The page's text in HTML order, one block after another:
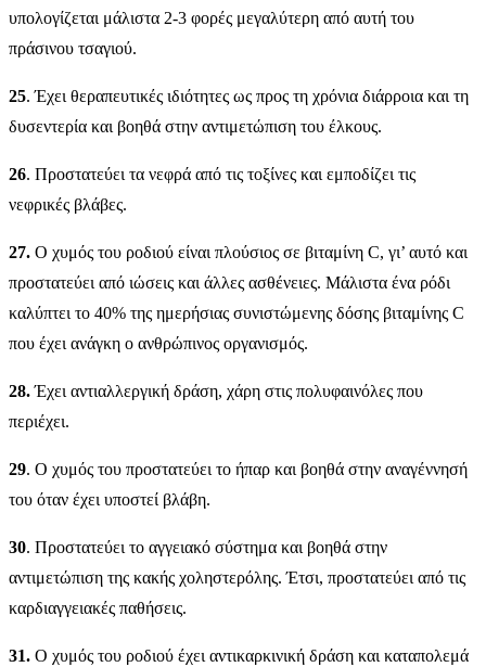
υπολογίζεται μάλιστα 2-3 φορές μεγαλύτερη από αυτή του
πράσινου τσαγιού.
25. Έχει θεραπευτικές ιδιότητες ως προς τη χρόνια διάρροια και τη
δυσεντερία και βοηθά στην αντιμετώπιση του έλκους.
26. Προστατεύει τα νεφρά από τις τοξίνες και εμποδίζει τις
νεφρικές βλάβες.
27. Ο χυμός του ροδιού είναι πλούσιος σε βιταμίνη C, γι’ αυτό και
προστατεύει από ιώσεις και άλλες ασθένειες. Μάλιστα ένα ρόδι
καλύπτει το 40% της ημερήσιας συνιστώμενης δόσης βιταμίνης C
που έχει ανάγκη ο ανθρώπινος οργανισμός.
28.Έχει αντιαλλεργική δράση, χάρη στις πολυφαινόλες που
περιέχει.
29. Ο χυμός του προστατεύει το ήπαρ και βοηθά στην αναγέννησή
του όταν έχει υποστεί βλάβη.
30. Προστατεύει το αγγειακό σύστημα και βοηθά στην
αντιμετώπιση της κακής χοληστερόλης. Έτσι, προστατεύει από τις
καρδιαγγειακές παθήσεις.
31. Ο χυμός του ροδιού έχει αντικαρκινική δράση και καταπολεμά